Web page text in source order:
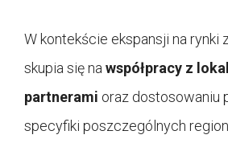
W kontekście ekspansji na rynki
skupia się nawspółpracy z
partnerami oraz dostosowaniu
specyfiki poszczególnych